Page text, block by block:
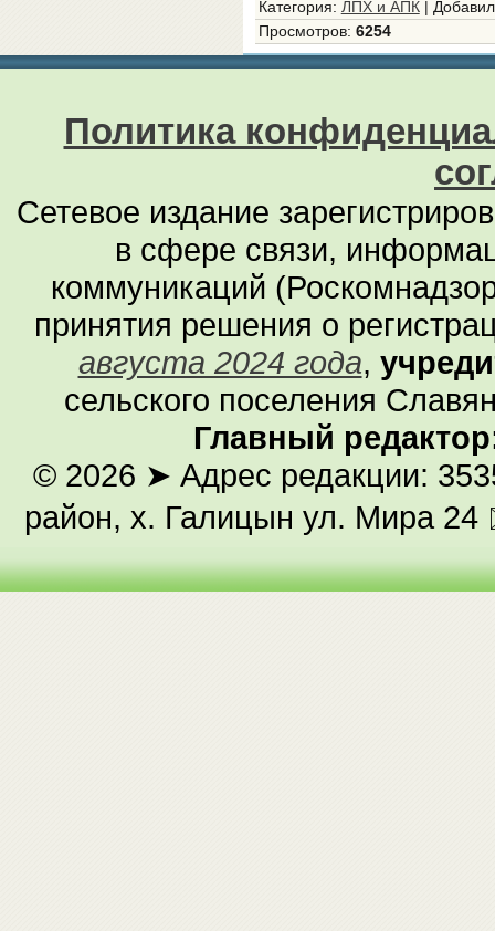
Категория: ЛПХ и АПК| Добавил
Просмотров: 6254
Политика
Сетевое издание
в сфере связи,
коммуникаций
принятия решения о
августа 2024 года,
сельского поселения
Главный
© 2026 ➤ Адрес редакции:
район, х. Галицын ул. Мира